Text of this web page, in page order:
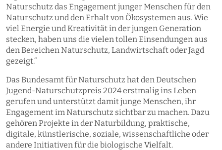
Naturschutz das Engagement junger Menschen für den
Naturschutz und den Erhalt von Ökosystemen aus. Wie
viel Energie und Kreativität in der jungen Generation
stecken, haben uns die vielen tollen Einsendungen aus
den Bereichen Naturschutz, Landwirtschaft oder Jagd
gezeigt.“
Das Bundesamt für Naturschutz hat den Deutschen
Jugend-Naturschutzpreis 2024 erstmalig ins Leben
gerufen und unterstützt damit junge Menschen, ihr
Engagement im Naturschutz sichtbar zu machen. Dazu
gehören Projekte in der Naturbildung, praktische,
digitale, künstlerische, soziale, wissenschaftliche oder
andere Initiativen für die biologische Vielfalt.